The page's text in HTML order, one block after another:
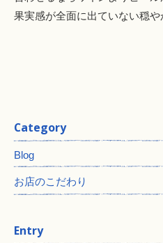
果実感が全面に出ていない穏や
Category
Blog
お店のこだわり
Entry